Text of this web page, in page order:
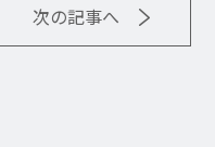
次の記事へ